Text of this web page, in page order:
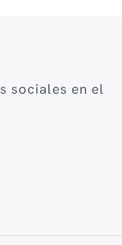
sociales en el